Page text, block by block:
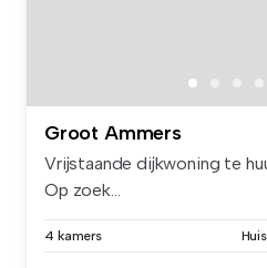
Groot Ammers
Vrijstaande dijkwoning te
Op zoek...
4 kamers Huis